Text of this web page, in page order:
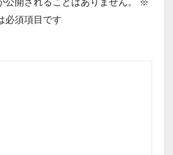
必須項目です